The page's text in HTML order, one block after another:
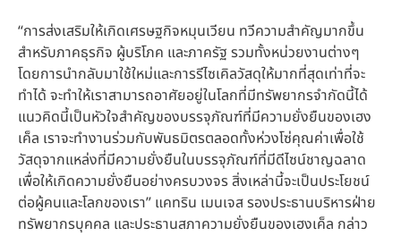
“การส่งเสริมให้เกิดเศรษฐกิจหมุนเวียน ทวีความสำคัญมากขึ้น
สำหรับภาคธุรกิจ ผู้บริโภค และภาครัฐ รวมทั้งหน่วยงานต่างๆ
โดยการนำกลับมาใช้ใหม่และการรีไซเคิลวัสดุให้มากที่สุดเท่าที่จะ
ทำได้ จะทำให้เราสามารถอาศัยอยู่ในโลกที่มีทรัพยากรจำกัดนี้ได้
แนวคิดนี้เป็นหัวใจสำคัญของบรรจุภัณฑ์ที่มีความยั่งยืนของเฮง
เค็ล เราจะทำงานร่วมกับพันธมิตรตลอดทั้งห่วงโซ่คุณค่าเพื่อใช้
วัสดุจากแหล่งที่มีความยั่งยืนในบรรจุภัณฑ์ที่มีดีไซน์ชาญฉลาด
เพื่อให้เกิดความยั่งยืนอย่างครบวงจร สิ่งเหล่านี้จะเป็นประโยชน์
ต่อผู้คนและโลกของเรา” แคทริน เมนเจส รองประธานบริหารฝ่าย
ทรัพยากรบุคคล และประธานสภาความยั่งยืนของเฮงเค็ล กล่าว